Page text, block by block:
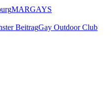
MARGAYS
BeitragGay Outdoor Club